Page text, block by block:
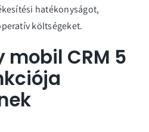
hatékonyságot,
költségeket.
mobil CRM 5